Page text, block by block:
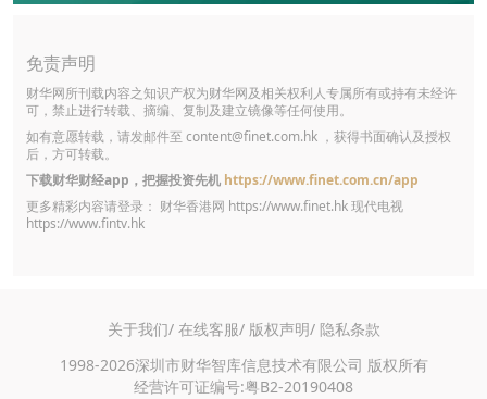
免责声明
财华网所刊载内容之知识产权为财华网及相关权利人专属所有或持有未经许
可，禁止进行转载、摘编、复制及建立镜像等任何使用。
如有意愿转载，请发邮件至 content@finet.com.hk ，获得书面确认及授权
后，方可转载。
下载财华财经app，把握投资先机 https://www.finet.com.cn/app
更多精彩内容请登录： 财华香港网 https://www.finet.hk现代电视
https://www.fintv.hk
关于我们/ 在线客服/ 版权声明/ 隐私条款
1998-2026深圳市财华智库信息技术有限公司 版权所有
经营许可证编号:粤B2-20190408